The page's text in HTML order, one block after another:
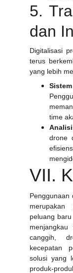
5.
dan
Digitalisasi
terus
yang lebih
time
drone
VII.
peluang
canggih,
kecepatan
solusi yang
produk-